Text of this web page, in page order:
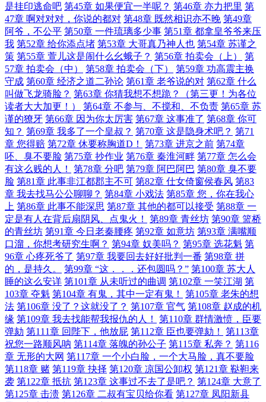
是挂印逃命吧 第45章 如果便宜一半呢？ 第46章 亦力把里 第
47章 啊对对对，你说的都对 第48章 既然相识亦不晚 第49章
阿爷，不公平 第50章 一件琉璃多少事 第51章 都拿皇爷爷来压
我 第52章 给你添点堵 第53章 大哥真乃神人也 第54章 苏谨之
策 第55章 萱儿这是闹什么幺蛾子？ 第56章 拍卖会（上）
第
57章 拍卖会（中）
第58章 拍卖会（下）
第59章 功高震主换
守成 第60章 经济之道二孙论 第61章 老爷说的对 第62章 什么
叫做飞龙骑脸？ 第63章 你猜我想不想跪？（第三更！为各位
读者大大加更！）
第64章 不参与、不搅和、不负责 第65章 苏
谨的獠牙 第66章 因为你太厉害 第67章 这事准了 第68章 你可
知？ 第69章 我多了一个皇叔？ 第70章 这是隐身术吧？ 第71
章 您得赔 第72章 休要称胸道D！ 第73章 进京之前 第74章
呸、臭不要脸 第75章 抄作业 第76章 秦淮河畔 第77章 怎么会
有这么贱的人！
第78章 分吧 第79章 阿巴阿巴 第80章 臭不要
脸 第81章 此事非江都郡主不可 第82章 仕女倚窗侯春风 第83
章 我去找马公公聊聊？ 第84章 小戏法 第85章 您，你在我心
上 第86章 此事不能深思 第87章 其他的都可以接受 第88章 一
定是有人在背后扇阴风、点鬼火！
第89章 青丝坊 第90章 篮桥
的青丝坊 第91章 今日老秦腰疼 第92章 如意坊 第93章 满嘴顺
口溜，你想考研究生啊？ 第94章 奴美吗？ 第95章 选花魁 第
96章 心疼死爷了 第97章 我要回去好好批判一番 第98章 拼
的，是持久。
第99章 “这．．．还包圆吗？” 第100章 苏大人
睡的这么安详 第101章 从未听过的曲调 第102章 一笑江湖 第
103章 夺魁 第104章 有鬼，其中一定有鬼！
第105章 老朱的想
法 第106章 没了？这就没了？ 第107章 官气 第108章 赵成的机
缘 第109章 我去找能帮我报仇的人！
第110章 群情激愤，臣要
弹劾 第111章 回陛下，他放屁 第112章 臣也要弹劾！
第113章
祝您一路顺风呐 第114章 落魄的孙公子 第115章 私奔？ 第116
章 无形的大网 第117章 一个小白脸，一个大马脸，真不要脸
第118章 赌 第119章 抉择 第120章 凉国公卸权 第121章 鞑靼来
袭 第122章 抵抗 第123章 这事过不去了是吧？ 第124章 大意了
第125章 击溃 第126章 二叔有宝贝给你看 第127章 凤阳新县